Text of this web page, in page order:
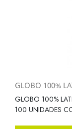
GLOBO 100%
GLOBO 100%
100 UNIDADES